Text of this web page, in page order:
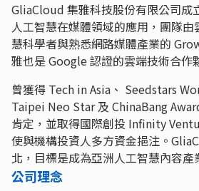
GliaCloud 集雅科技股份有限公司成
人工智慧在媒體領域的應用，團隊
慧科學者與熟悉網路媒體產業的
雅也是 Google 認證的雲端技術合作
曾獲得 Tech in Asia、 Seedstars
Taipei Neo Star 及 ChinaBang
肯定，並取得國際創投 Infinity
使與機構投資人多方資金挹注。
北，目標是成為亞洲人工智慧內容產
公司理念